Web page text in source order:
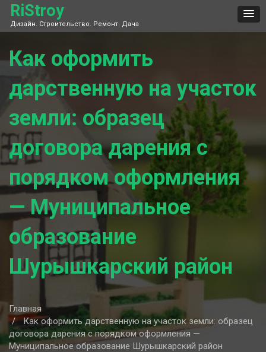
Skip
content
RiStroy
Дизайн. Строительство. Ремонт. Дача
Как оформить
дарственную на участок
земли: образец
договора дарения с
порядком оформления
— Муниципальное
образование
Шурышкарский район
Главная
Как оформить дарственную на участок земли: образец
договора дарения с порядком оформления —
Муниципальное образование Шурышкарский район